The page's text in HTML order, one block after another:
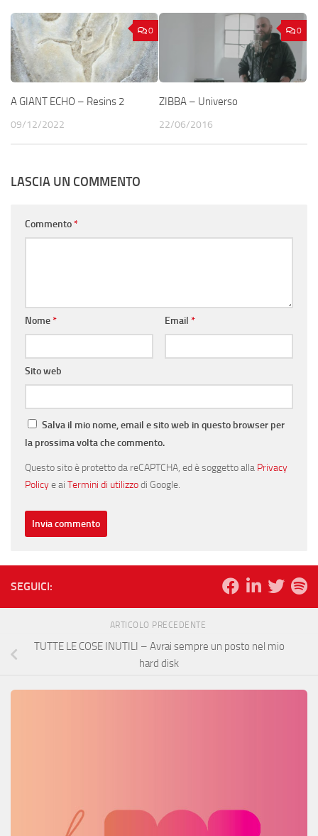
0
A GIANT ECHO – Resins 2
09/12/2022
0
ZIBBA – Universo
22/06/2016
LASCIA UN COMMENTO
Commento*
Nome* Email *
Sito web
Salva il mio nome, email e sito web in questo browser per
la prossima volta che commento.
Questo sito è protetto da reCAPTCHA, ed è soggetto alla Privacy
Policye ai Termini di utilizzodi Google.
SEGUICI:
ARTICOLO PRECEDENTE
TUTTE LE COSE INUTILI – Avrai sempre un posto nel mio
hard disk